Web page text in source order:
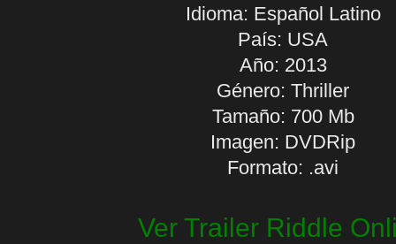
Idioma: Español Latino
País: USA
Año: 2013
Género: Thriller
Tamaño: 700 Mb
Imagen: DVDRip
Formato: .avi
Ver Trailer Riddle